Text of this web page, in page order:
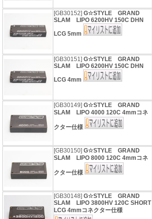
[GB30152]G☆STYLE GRAND
SLAM LIPO 6200HV 150C DHN
LCG 5mm
[GB30151]G☆STYLE GRAND
SLAM LIPO 6200HV 150C DHN
LCG 4mm
[GB30149]G☆STYLE GRAND
SLAM LIPO 4000 120C 4mmコネ
クター仕様
[GB30150]G☆STYLE GRAND
SLAM LIPO 8000 120C 4mmコネ
クター仕様
[GB30148]G☆STYLE GRAND
SLAM LIPO 3800HV 120C SHORT
LCG 4mmコネクター仕様